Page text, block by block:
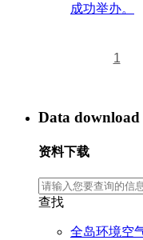
成功举办。
1
Data download
资料下载
查找
全岛环境空